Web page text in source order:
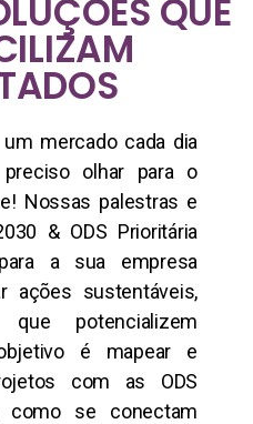
QUE
mercado cada dia
olhar para o
Nossas palestras e
& ODS Prioritária
a sua empresa
ações sustentáveis,
potencializem
é mapear e
com as ODS
como se conectam